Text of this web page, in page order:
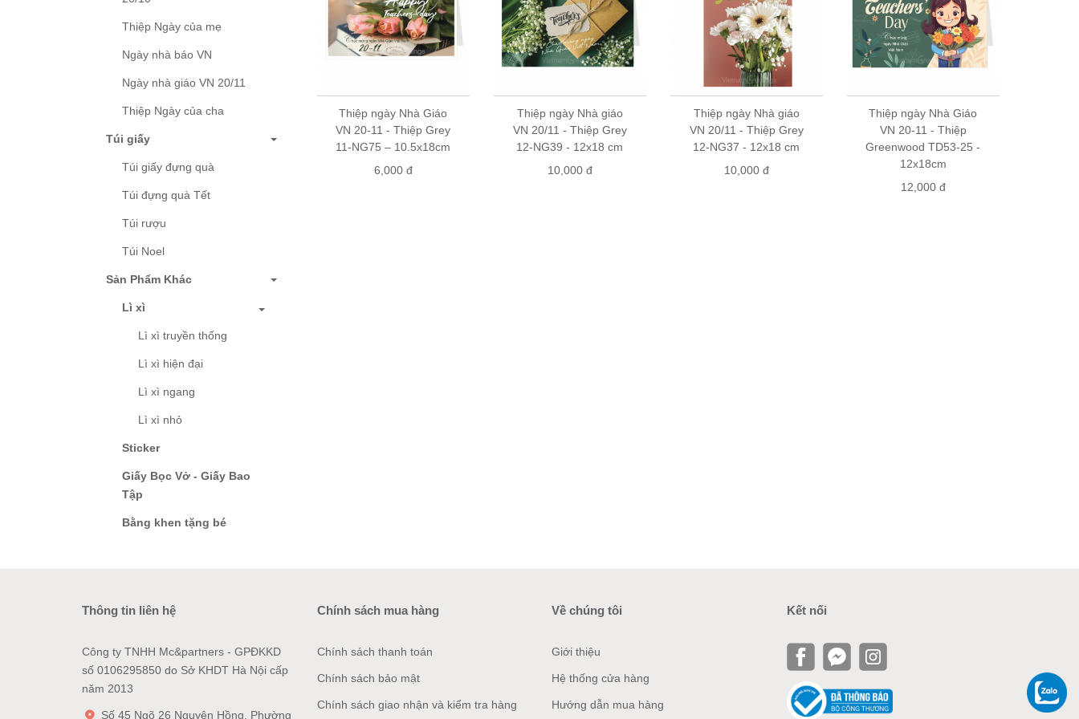
Thiệp Ngày của mẹ
Ngày nhà báo VN
Ngày nhà giáo VN 20/11
Thiệp Ngày của cha
Túi giấy
Túi giấy đựng quà
Túi đựng quà Tết
Túi rượu
Túi Noel
Sản Phẩm Khác
Lì xì
Lì xì truyền thống
Lì xì hiện đại
Lì xì ngang
Lì xì nhỏ
Sticker
Giấy Bọc Vở - Giấy Bao
Tập
Bằng khen tặng bé
Thiệp ngày Nhà Giáo
6,000 đ
Thiệp ngày Nhà Giáo
VN 20-11 - Thiệp Grey
11-NG75 – 10.5x18cm
6,000 đ
Thiệp ngày Nhà giáo
VN 20/11 - Thiệp Grey
12-NG39 - 12x18 cm
10,000 đ
Thiệp ngày Nhà giáo
VN 20/11 - Thiệp Grey
12-NG37 - 12x18 cm
10,000 đ
Thiệp ngày Nhà Giáo
VN 20-11 - Thiệp
Greenwood TD53-25 -
12x18cm
12,000 đ
Thông tin liên hệ
Công ty TNHH Mc&partners - GPĐKKD
số 0106295850 do Sở KHDT Hà Nội cấp
năm 2013
Số 45 Ngõ 26 Nguyên Hồng, Phường
Chính sách mua hàng
Chính sách thanh toán
Chính sách bảo mật
Chính sách giao nhận và kiểm tra hàng
Về chúng tôi
Giới thiệu
Hệ thống cửa hàng
Hướng dẫn mua hàng
Kết nối